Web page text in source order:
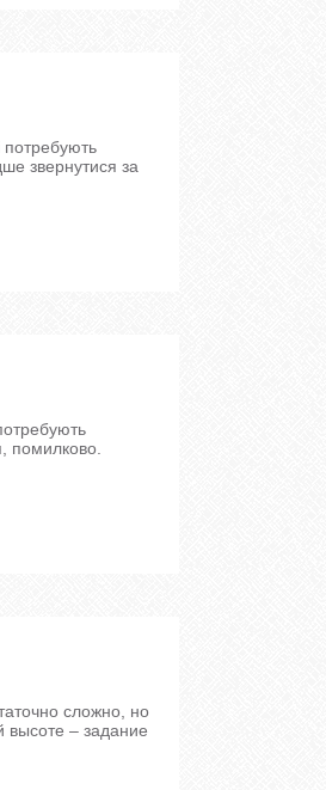
потребують
звернутися за
помилково.
сложно, но
высоте – задание